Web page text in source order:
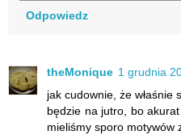
Odpowiedz
theMonique 1 grudnia
jak cudownie, że właśnie
będzie na jutro, bo
mieliśmy sporo motywów